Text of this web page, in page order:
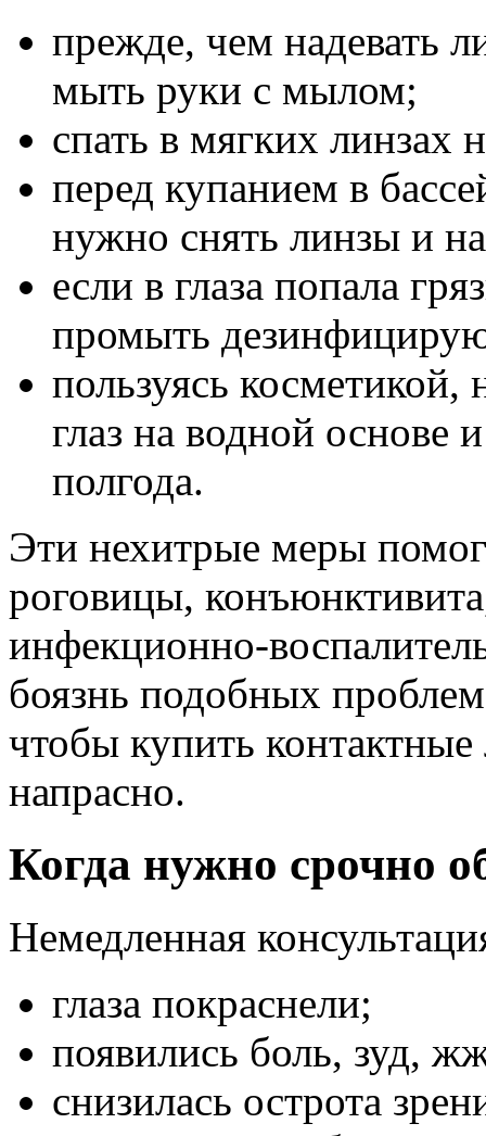
прежде, чем надевать
мыть руки с мылом;
спать в мягких линзах
перед купанием в
нужно снять линзы и
если в глаза попала
промыть
пользуясь косметикой,
глаз на водной основе
полгода.
Эти нехитрые меры
роговицы,
инфекционно-
боязнь подобных
чтобы купить
напрасно.
Когда нужно срочно
Немедленная
глаза покраснели;
появились боль, зуд,
снизилась острота